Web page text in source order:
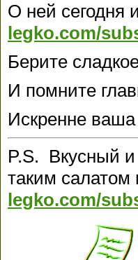
О ней сегодня
legko.com/
Берите
И помните
Искренне
P.S. Вкусный
таким салатом
legko.com/